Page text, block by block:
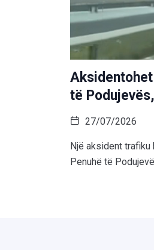
të
27/07/2026
Një aksident
Penuhë të